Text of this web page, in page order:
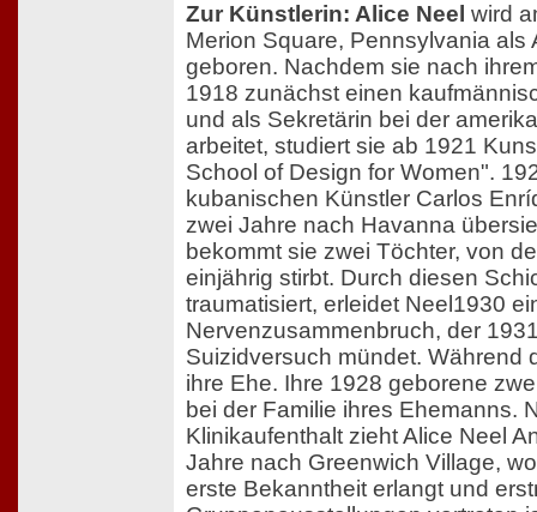
Zur Künstlerin: Alice Neel wird
Merion Square, Pennsylvania als
geboren. Nachdem sie nach
1918 zunächst einen
und als Sekretärin bei der
arbeitet, studiert sie ab 1921
School of Design for Women".
kubanischen Künstler Carlos
zwei Jahre nach Havanna
bekommt sie zwei Töchter, von
einjährig stirbt. Durch diesen
traumatisiert, erleidet Neel1930
Nervenzusammenbruch, der
Suizidversuch mündet. Während
ihre Ehe. Ihre 1928 geborene
bei der Familie ihres Ehemanns.
Klinikaufenthalt zieht Alice Neel
Jahre nach Greenwich Village,
erste Bekanntheit erlangt und